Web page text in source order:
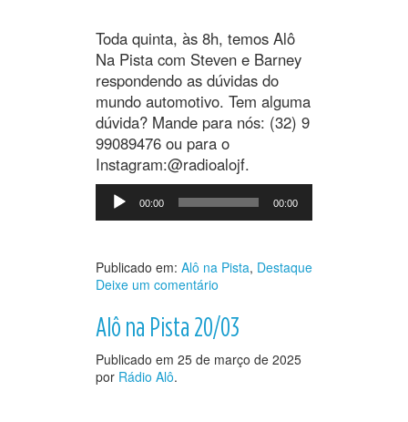
Toda quinta, às 8h, temos Alô
Na Pista com Steven e Barney
respondendo as dúvidas do
mundo automotivo. Tem alguma
dúvida? Mande para nós: (32) 9
99089476 ou para o
Instagram:@radioalojf.
Tocador
áudio
00:00 00:00
Publicado em: Alô na Pista, Destaque
Deixe um comentário
Alô na Pista 20/03
Publicado em 25 de março de 2025
por Rádio Alô.